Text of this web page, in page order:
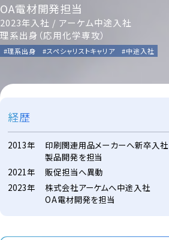
OA電材開発担当
2023年入社 / アーケム中途入社
理系出身（応用化学専攻）
#理系出身 #スペシャリストキャリア #中途入社
経歴
2013年
印刷関連用品メーカーへ新卒入社
製品開発を担当
2021年
販促担当へ異動
2023年
株式会社アーケムへ中途入社
OA電材開発を担当